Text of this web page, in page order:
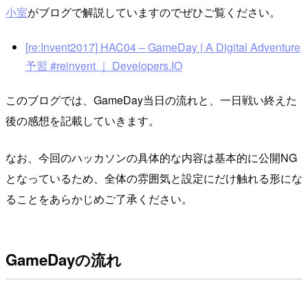
小室がブログで解説していますのでぜひご覧ください。
[re:Invent2017] HAC04 – GameDay | A Digital Adventure
予習 #reinvent ｜ Developers.IO
このブログでは、GameDay当日の流れと、一日戦い終えた
後の感想を記載していきます。
なお、今回のハッカソンの具体的な内容は基本的に公開NG
となっているため、全体の雰囲気と設定にだけ触れる形にな
ることをあらかじめご了承ください。
GameDayの流れ